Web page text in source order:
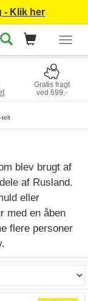
- Klik her
Gratis fragt
ved 699,-
telt
blev brugt af
af Rusland.
eller
med en åben
flere personer